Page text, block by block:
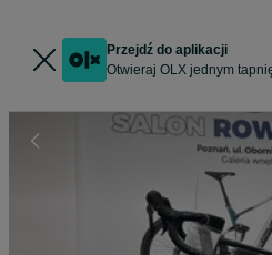
Przejdź do aplikacji
Otwieraj OLX jednym